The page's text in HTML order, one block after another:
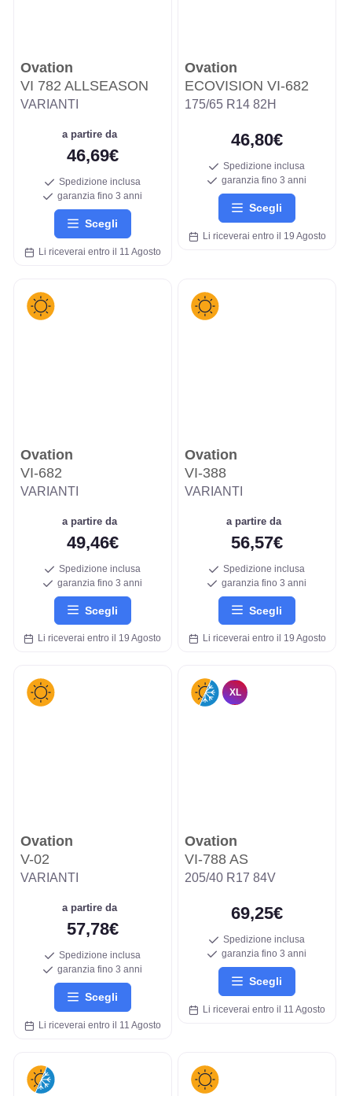
Ovation
VI 782 ALLSEASON
VARIANTI
a partire da
46,69€
Spedizione inclusa
garanzia fino 3 anni
Scegli
Li riceverai entro il 11 Agosto
Ovation
ECOVISION VI-682
175/65 R14 82H
46,80€
Spedizione inclusa
garanzia fino 3 anni
Scegli
Li riceverai entro il 19 Agosto
Ovation
VI-682
VARIANTI
a partire da
49,46€
Spedizione inclusa
garanzia fino 3 anni
Scegli
Li riceverai entro il 19 Agosto
Ovation
VI-388
VARIANTI
a partire da
56,57€
Spedizione inclusa
garanzia fino 3 anni
Scegli
Li riceverai entro il 19 Agosto
Ovation
V-02
VARIANTI
a partire da
57,78€
Spedizione inclusa
garanzia fino 3 anni
Scegli
Li riceverai entro il 11 Agosto
XL
Ovation
VI-788 AS
205/40 R17 84V
69,25€
Spedizione inclusa
garanzia fino 3 anni
Scegli
Li riceverai entro il 11 Agosto